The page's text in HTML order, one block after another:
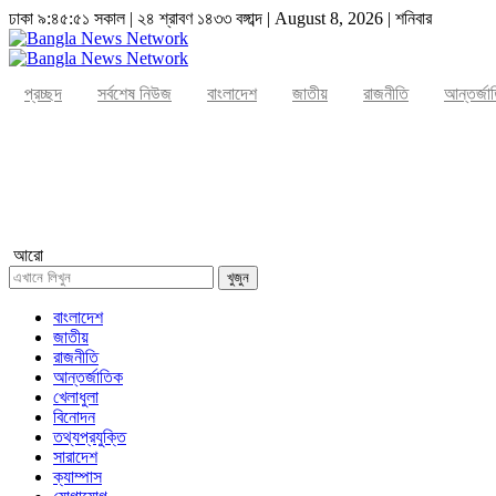
ঢাকা ৯:৪৫:৫২ সকাল | ২৪ শ্রাবণ ১৪৩৩ বঙ্গাব্দ | August 8, 2026 |শনিবার
প্রচ্ছদ সর্বশেষ নিউজ বাংলাদেশ জাতীয় রাজনীতি
আরো
খুজুন
বাংলাদেশ
জাতীয়
রাজনীতি
আন্তর্জাতিক
খেলাধুলা
বিনোদন
তথ্যপ্রযুক্তি
সারাদেশ
ক্যাম্পাস